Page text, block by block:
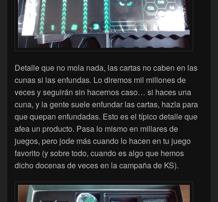
Detalle que no mola nada, las cartas no caben en las
cunas si las enfundas. Lo diremos mil millones de
veces y seguirán sin hacernos caso… si haces una
cuna, y la gente suele enfundar las cartas, hazla para
que quepan enfundadas. Esto es el típico detalle que
afea un producto. Pasa lo mismo en millares de
juegos, pero jode más cuando lo hacen en tu juego
favorito (y sobre todo, cuando es algo que hemos
dicho docenas de veces en la campaña de KS).